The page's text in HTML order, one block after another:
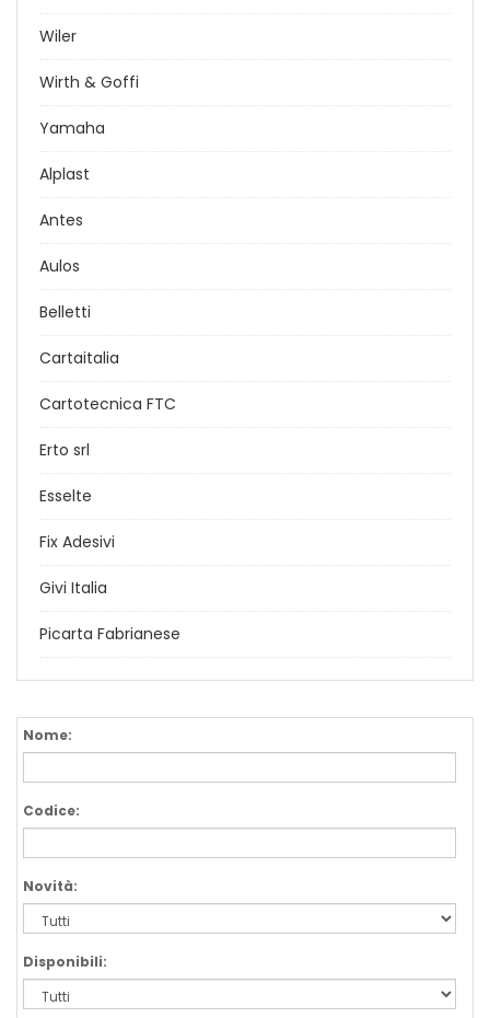
Wiler
Wirth & Goffi
Yamaha
Alplast
Antes
Aulos
Belletti
Cartaitalia
Cartotecnica FTC
Erto srl
Esselte
Fix Adesivi
Givi Italia
Picarta Fabrianese
Nome:
Codice:
Novità:
Disponibili: